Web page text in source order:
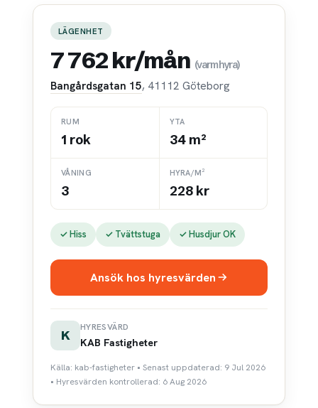
LÄGENHET
7 762 kr/mån (varmhyra)
Bangårdsgatan 15, 41112 Göteborg
RUM
1 rok
YTA
34 m²
VÅNING
3
HYRA/M²
228 kr
✓ Hiss ✓ Tvättstuga ✓ Husdjur OK
Ansök hos hyresvärden
K
HYRESVÄRD
KAB Fastigheter
Källa: kab-fastigheter • Senast uppdaterad: 9 Jul 2026
• Hyresvärden kontrollerad: 6 Aug 2026